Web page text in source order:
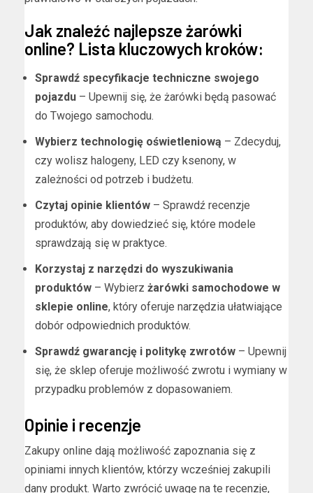
Jak znaleźć najlepsze żarówki
online? Lista kluczowych kroków:
Sprawdź specyfikacje techniczne swojego
pojazdu – Upewnij się, że żarówki będą pasować
do Twojego samochodu.
Wybierz technologię oświetleniową – Zdecyduj,
czy wolisz halogeny, LED czy ksenony, w
zależności od potrzeb i budżetu.
Czytaj opinie klientów – Sprawdź recenzje
produktów, aby dowiedzieć się, które modele
sprawdzają się w praktyce.
Korzystaj z narzędzi do wyszukiwania
produktów – Wybierz żarówki samochodowe w
sklepie online, który oferuje narzędzia ułatwiające
dobór odpowiednich produktów.
Sprawdź gwarancję i politykę zwrotów – Upewnij
się, że sklep oferuje możliwość zwrotu i wymiany w
przypadku problemów z dopasowaniem.
Opinie i recenzje
Zakupy online dają możliwość zapoznania się z
opiniami innych klientów, którzy wcześniej zakupili
dany produkt. Warto zwrócić uwagę na te recenzje,